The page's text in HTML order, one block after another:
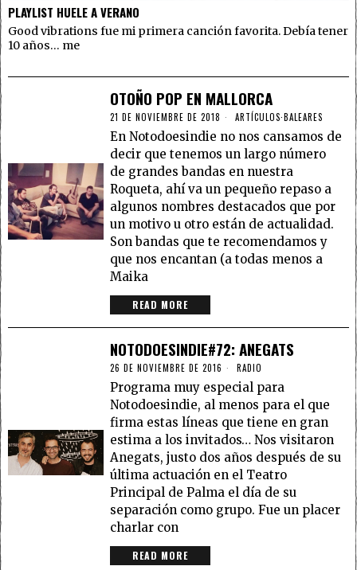
PLAYLIST HUELE A VERANO
Good vibrations fue mi primera canción favorita. Debía tener
10 años… me
OTOÑO POP EN MALLORCA
21 DE NOVIEMBRE DE 2018 ARTÍCULOS·BALEARES
En Notodoesindie no nos cansamos de
decir que tenemos un largo número
de grandes bandas en nuestra
Roqueta, ahí va un pequeño repaso a
algunos nombres destacados que por
un motivo u otro están de actualidad.
Son bandas que te recomendamos y
que nos encantan (a todas menos a
Maika
READ MORE
NOTODOESINDIE#72: ANEGATS
26 DE NOVIEMBRE DE 2016 RADIO
Programa muy especial para
Notodoesindie, al menos para el que
firma estas líneas que tiene en gran
estima a los invitados… Nos visitaron
Anegats, justo dos años después de su
última actuación en el Teatro
Principal de Palma el día de su
separación como grupo. Fue un placer
charlar con
READ MORE